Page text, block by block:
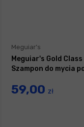
Meguiar's
Meguiar's Gold
Szampon do mycia
59,00 zł